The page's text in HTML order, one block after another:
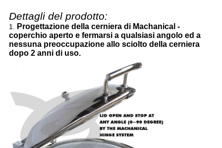
Dettagli del prodotto:
1. Progettazione della cerniera di Machanical -
coperchio aperto e fermarsi a qualsiasi angolo ed a
nessuna preoccupazione allo sciolto della cerniera
dopo 2 anni di uso.